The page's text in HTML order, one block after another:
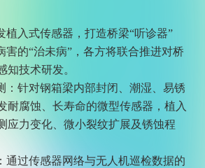
植入式传感器，打造桥梁“听诊器”
害的“治未病”，各方将联合推进对桥
知技术研发。
：针对钢箱梁内部封闭、潮湿、易锈
耐腐蚀、长寿命的微型传感器，植入
应力变化、微小裂纹扩展及锈蚀程
通过传感器网络与无人机巡检数据的